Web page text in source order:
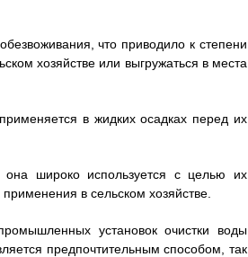
что приводило к степени
хозяйстве или выгружаться в места
в жидких осадках перед их
она широко используется с целью их
в сельском хозяйстве.
установок очистки воды
предпочтительным способом, так